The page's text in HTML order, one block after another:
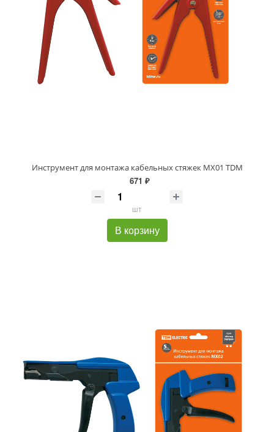
Инструмент для монтажа кабельных стяжек МХ01 TDM
671 ₽
шт
В корзину